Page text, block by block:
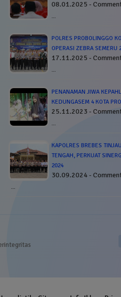
08.01.2025 -
…
POLRES PROBOLINGGO
OPERASI ZEBRA SEMERU
17.11.2025 -
…
PENANAMAN JIWA
KEDUNGASEM 4 KOTA
25.11.2023 -
…
KAPOLRES BREBES
TENGAH, PERKUAT
2024
30.09.2024 -
…